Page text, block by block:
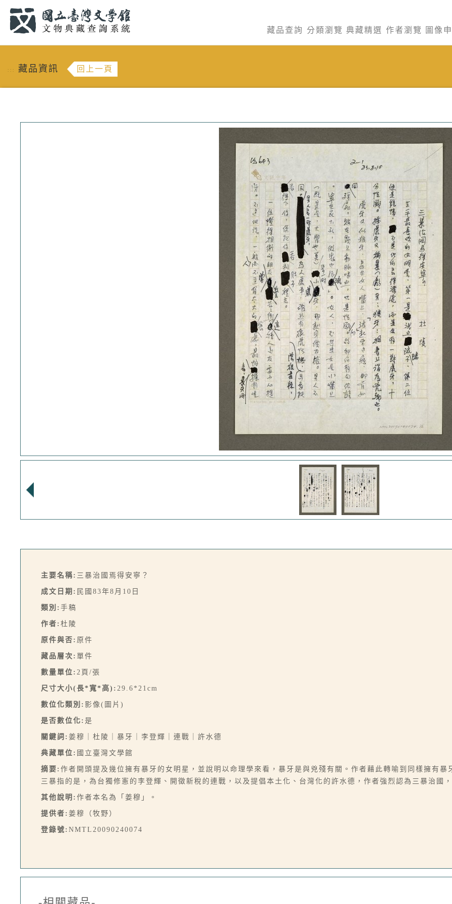
藏品查詢 分類瀏覽 典藏精選 作者瀏覽 圖像
::: 藏品資訊 回上一頁
主要名稱: 三暴治國焉得安寧？
成文日期: 民國83年8月10日
類別: 手稿
作者: 杜陵
原件與否: 原件
藏品層次: 單件
數量單位: 2頁/張
尺寸大小(長*寬*高): 29.6*21cm
數位化類別: 影像(圖片)
是否數位化: 是
關鍵詞: 姜穆｜杜陵｜暴牙｜李登輝｜連戰｜許水德
典藏單位: 國立臺灣文學館
摘要: 作者開頭提及幾位擁有暴牙的女明星，並說明以命理學來看，暴牙是與兇殘有關。作者藉此轉喻到同樣擁有
三暴指的是，為台獨修憲的李登輝、開徵新稅的連戰，以及提倡本土化、台灣化的許水德，作者強烈認為三暴治國
其他說明: 作者本名為「姜穆」。
提供者: 姜穆（牧野）
登錄號: NMTL20090240074